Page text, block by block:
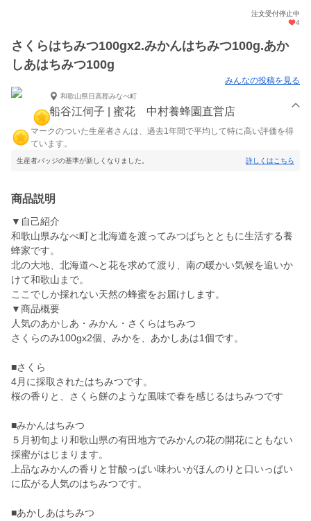
注文受付停止中
4
さくらはちみつ100gx2.みかんはちみつ100g.あか
しあはちみつ100g
みんなの投稿を見る
和歌山県日高郡みなべ町
船谷江伺子 | 蜜花 中村養蜂園直営店
マークのついた生産者さんは、過去1年間で平均して特に高い評価を得
ています。
生産者バッジの基準が新しくなりました。 詳しくはこちら
商品説明
▼自己紹介
和歌山県みなべ町と北海道を渡ってみつばちとともに生活する養
蜂家です。
北の大地、北海道へと花を求めて渡り、南の暖かい気候を追いか
けて和歌山まで。
ここでしか採れない天然の蜂蜜をお届けします。
▼商品概要
人気のあかしあ・みかん・さくらはちみつ
さくらのみ100gx2個、みかを、あかしあは1個です。
■さくら
4月に採取されたはちみつです。
桜の香りと、さくら餅のような風味で春を感じるはちみつです
■みかんはちみつ
５月初旬より和歌山県の有田地方でみかんの花の開花にともない
採蜜がはじまります。
上品なみかんの香りと甘酸っぱい味わいがほんのりと口いっぱい
に広がる人気のはちみつです。
■あかしあはちみつ